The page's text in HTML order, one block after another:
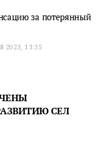
за потерянный
2023, 13:35
СЕЛ